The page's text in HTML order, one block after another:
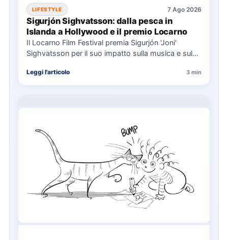
LIFESTYLE 7 Ago 2026
Sigurjón Sighvatsson: dalla pesca in
Islanda a Hollywood e il premio Locarno
Il Locarno Film Festival premia Sigurjón 'Joni'
Sighvatsson per il suo impatto sulla musica e sul
Leggi l'articolo 3 min